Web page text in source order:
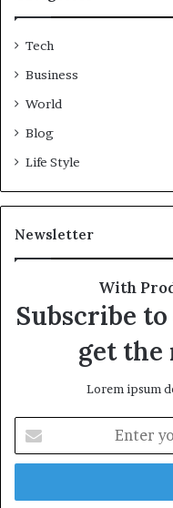
Tech
Business
World
Blog
Life Style
Newsletter
With
Subscribe
get the
Lorem ipsum
t
r